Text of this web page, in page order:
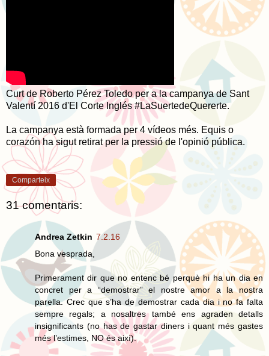
Curt de Roberto Pérez Toledo per a la campanya de Sant
Valentí 2016 d'El Corte Inglés #LaSuertedeQuererte.
La campanya està formada per 4 vídeos més. Equis o
corazón ha sigut retirat per la pressió de l'opinió pública.
Comparteix
31 comentaris:
Andrea Zetkin 7.2.16
Bona vesprada,
Primerament dir que no entenc bé perquè hi ha un dia en
concret per a “demostrar” el nostre amor a la nostra
parella. Crec que s’ha de demostrar cada dia i no fa falta
sempre regals; a nosaltres també ens agraden detalls
insignificants (no has de gastar diners i quant més gastes
més l’estimes, NO és així).